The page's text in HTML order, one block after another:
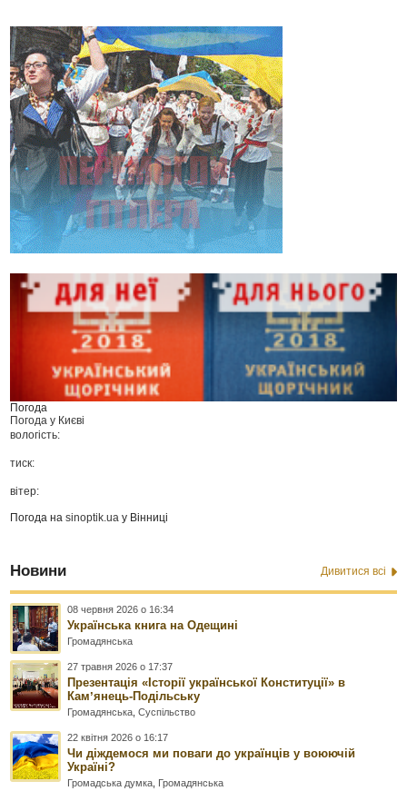
Погода
Погода у Києві
вологість:
тиск:
вітер:
Погода наsinoptik.ua у Вінниці
Новини Дивитися всі
08 червня 2026 о 16:34
Українська книга на Одещині
Громадянська
27 травня 2026 о 17:37
Презентація «Історії української Конституції» в
Камʼянець-Подільську
Громадянська ,Суспільство
22 квітня 2026 о 16:17
Чи діждемося ми поваги до українців у воюючій
Україні?
Громадська думка Громадянська